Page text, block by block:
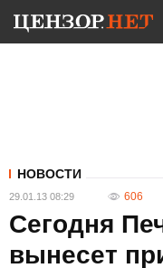
НОВОСТИ
29.01.13 08:29 606
Сегодня
вынесет